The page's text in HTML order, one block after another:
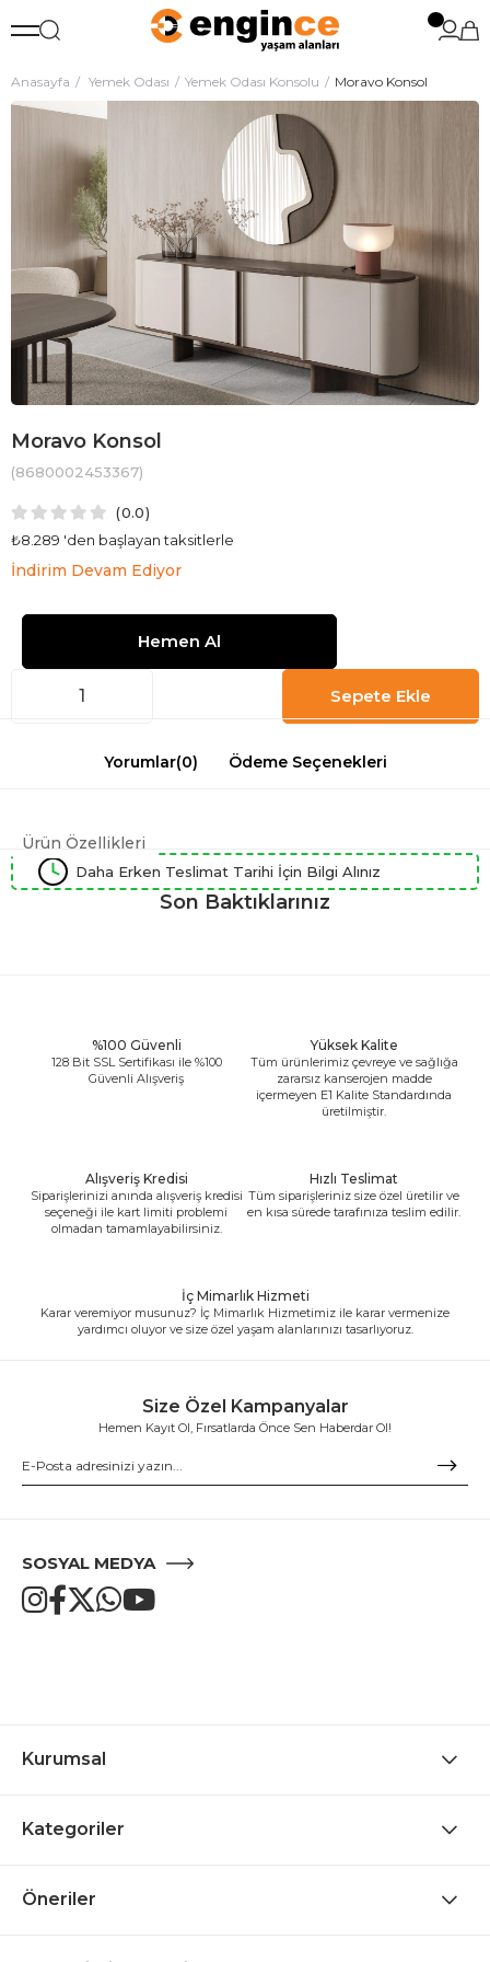
Anasayfa Yemek Odası Yemek Odası Konsolu Moravo Konsol
Moravo Konsol
(8680002453367)
0.0
₺8.289 'den başlayan taksitlerle
İndirim Devam Ediyor
Yorumlar(0) Ödeme Seçenekleri
Ürün Özellikleri
Daha Erken Teslimat Tarihi İçin Bilgi Alınız
Son Baktıklarınız
%100 Güvenli
128 Bit SSL Sertifikası ile %100
Güvenli Alışveriş
Yüksek Kalite
Tüm ürünlerimiz çevreye ve sağlığa
zararsız kanserojen madde
içermeyen E1 Kalite Standardında
üretilmiştir.
Alışveriş Kredisi
Siparişlerinizi anında alışveriş kredisi
seçeneği ile kart limiti problemi
olmadan tamamlayabilirsiniz.
Hızlı Teslimat
Tüm siparişleriniz size özel üretilir ve
en kısa sürede tarafınıza teslim edilir.
İç Mimarlık Hizmeti
Karar veremiyor musunuz? İç Mimarlık Hizmetimiz ile karar vermenize
yardımcı oluyor ve size özel yaşam alanlarınızı tasarlıyoruz.
Size Özel Kampanyalar
Hemen Kayıt Ol, Fırsatlarda Önce Sen Haberdar Ol!
SOSYAL MEDYA
Kurumsal
Kategoriler
Öneriler